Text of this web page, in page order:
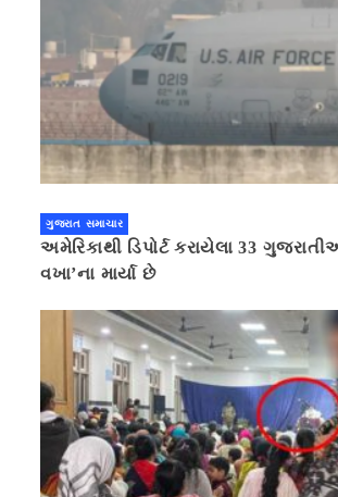
ગુજરાત સમાચાર
અમેરિકાથી ડિપોર્ટ કરાયેલા 33
વખા’ના માર્યા છે